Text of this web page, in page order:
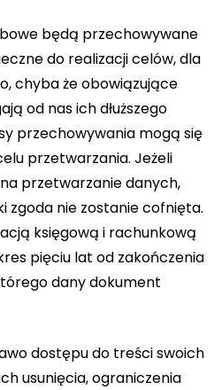
będą przechowywane
do realizacji celów, dla
chyba że obowiązujące
od nas ich dłuższego
przechowywania mogą się
przetwarzania. Jeżeli
przetwarzanie danych,
zgoda nie zostanie cofnięta.
księgową i rachunkową
pięciu lat od zakończenia
dany dokument
dostępu do treści swoich
usunięcia, ograniczenia